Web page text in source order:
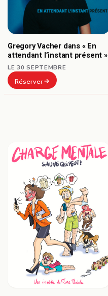
Gregory Vacher dans « En
attendant l’instant présent »
LE 30 SEPTEMBRE
Réserver